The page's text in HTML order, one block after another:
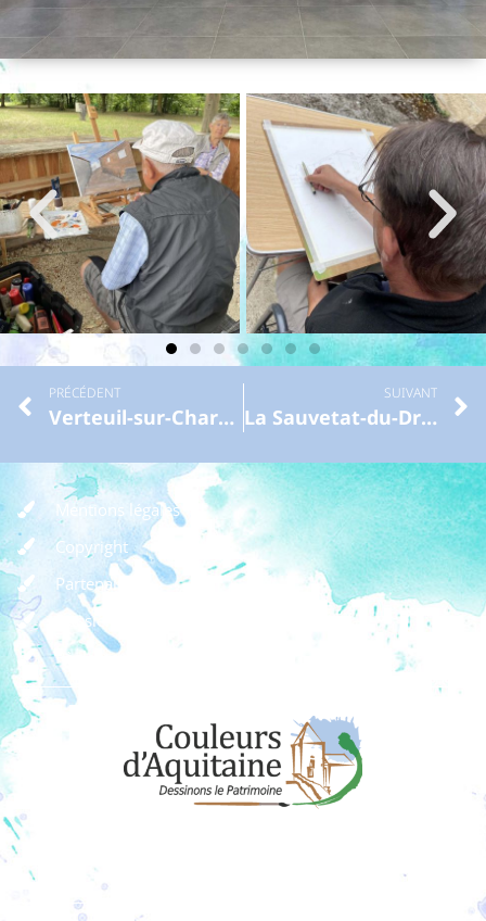
PRÉCÉDENT
Verteuil-sur-Charente
SUIVANT
La Sauvetat-du-Dropt
Mentions légales
Copyright
Partenaires
Dossier de presse
Règlement des concours